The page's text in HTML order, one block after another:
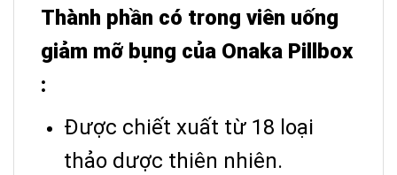
Thành phần có trong viên uống
giảm mỡ bụng của Onaka Pillbox
:
Được chiết xuất từ ​​18 loại
thảo dược thiên nhiên.